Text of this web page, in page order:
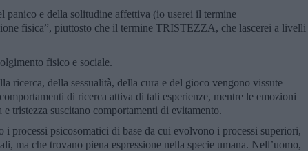
e della solitudine affettiva (io userei il termine
fisica”, piuttosto che il termine TRISTEZZA, che lascerei a livelli
fisico e sociale.
ricerca, della sessualità, della cura e del gioco vengono vissute
di ricerca attiva di tali esperienze, mentre le emozioni
tristezza suscitano comportamenti di evitamento.
i processi psicosomatici di base da cui evolvono i processi superiori,
ma che trovano piena espressione nella specie umana. Nell’uomo,